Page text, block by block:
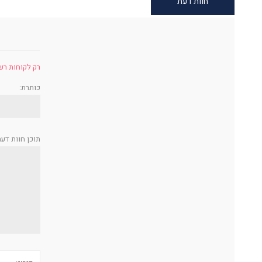
רק לקוחות
כותרת:
תוכן חוות